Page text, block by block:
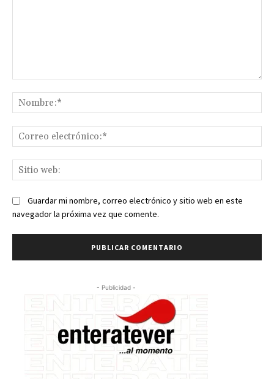
Guardar mi nombre, correo electrónico y sitio web en este
navegador la próxima vez que comente.
- Publicidad -